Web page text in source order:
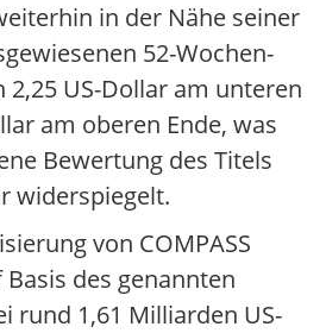
in der Nähe seiner
52-Wochen-
2,25 US-Dollar am unteren
am oberen Ende, was
Bewertung des Titels
widerspiegelt.
von COMPASS
des genannten
rund 1,61 Milliarden US-